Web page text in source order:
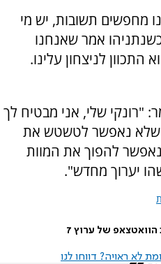
מחפשים תשובות, יש מי
אמר שאנחנו
לניצחון עלינו.
"רונקי שלי, אני מבטיח לך
שלא נאפשר לטשטש את
להפוך את המוות
יערוך מחדש".
של ערוץ 7
לא ראויה? דווחו לנו